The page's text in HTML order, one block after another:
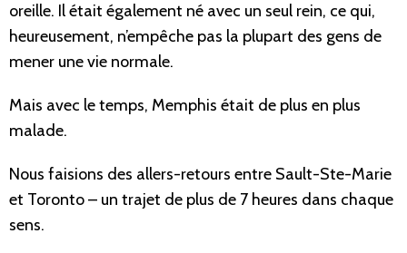
oreille. Il était également né avec un seul rein, ce qui,
heureusement, n’empêche pas la plupart des gens de
mener une vie normale.
Mais avec le temps, Memphis était de plus en plus
malade.
Nous faisions des allers-retours entre Sault-Ste-Marie
et Toronto – un trajet de plus de 7 heures dans chaque
sens.